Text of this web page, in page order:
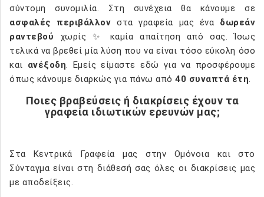
σύντομη συνομιλία. Στη συνέχεια θα κάνουμε σε
ασφαλές περιβάλλον στα γραφεία μας ένα δωρεάν
ραντεβού χωρίς ✨ καμία απαίτηση από σας. Ίσως
τελικά να βρεθεί μία λύση που να είναι τόσο εύκολη όσο
και ανέξοδη. Εμείς είμαστε εδώ για να προσφέρουμε
όπως κάνουμε διαρκώς για πάνω από 40 συναπτά έτη.
Ποιες βραβεύσεις ή διακρίσεις έχουν τα
γραφεία ιδιωτικών ερευνών μας;
Στα Κεντρικά Γραφεία μας στην Ομόνοια και στο
Σύνταγμα είναι στη διάθεσή σας όλες οι διακρίσεις μας
με αποδείξεις.